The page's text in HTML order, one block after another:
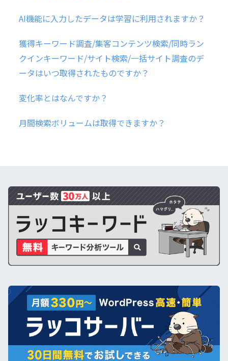
AI機能に入力したデータは学習に利用されますか？
獲得キーワード調査/集客コンテンツ検索/同時ラン
クインキーワード/サイト検索/一括サイト調査のデ
ータはいつ取得されたものですか？
変化率とはなんですか？
月間検索ボリュームは取得できますか？